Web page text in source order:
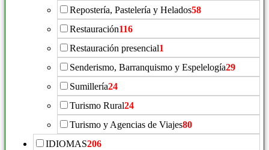
Repostería, Pastelería y Helados58
Restauración116
Restauración presencial1
Senderismo, Barranquismo y Espelelogía29
Sumillería24
Turismo Rural24
Turismo y Agencias de Viajes80
IDIOMAS206